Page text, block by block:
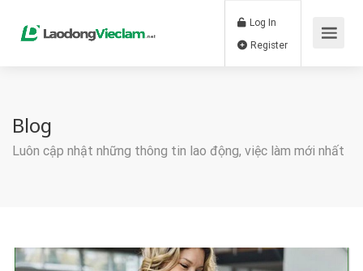
Log In
Blog
Luôn cập nhật những thông tin lao động, việc làm mới nhất